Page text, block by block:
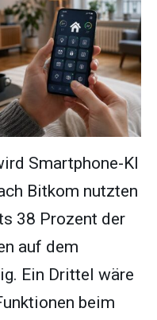
Smartphone-KI
Bitkom nutzten
38 Prozent der
auf dem
Ein Drittel wäre
beim